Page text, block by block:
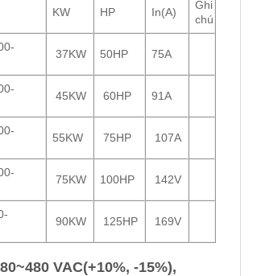
KW HP In(A)
Ghi
chú
37KW 50HP 75A
45KW 60HP 91A
55KW 75HP 107A
75KW 100HP 142V
90KW 125HP 169V
VAC(+10%, -15%),